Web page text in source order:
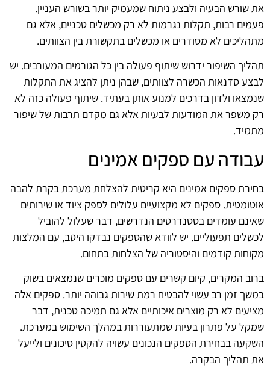
את שורש הבעיה ולבצע ניתוח שמעמיק יותר בשורש העניין.
פעמים רבות, תקלות נגרמות לא רק מכשלים טכניים, אלא גם
מתהליכים לא מסודרים או מכשלים בתקשורת בין הצוותים.
תהליך השיפור ידרוש שיתוף פעולה בין כל הגורמים המעורבים. יש
לבצע סדנאות הכשרה לצוותים, שבהן ניתן להציג את התקלות
שנמצאו ולדון בדרכים למנוע אותן בעתיד. שיתוף פעולה כזה לא
רק משפר את המודעות לבעיות אלא גם מקדם תרבות של שיפור
מתמיד.
עבודה עם ספקים אמינים
בחירת ספקים אמינים היא קריטית להצלחת מערכת בקרת להבה
אוטומטית. ספקים לא מקצועיים עלולים לספק ציוד או שירותים
שאינם עומדים בסטנדרטים הנדרשים, דבר שעלול להוביל
לכשלים תפעוליים. יש לוודא שהספקים נבדקו היטב, עם המלצות
מקוחות קודמים והיסטוריה של הצלחות בתחום.
ברוב המקרים, קיום קשרים עם ספקים מוכרים שנמצאים בשוק
במשך זמן רב עשוי להבטיח רמת שירות גבוהה יותר. ספקים אלה
מציעים לא רק מוצרים איכותיים אלא גם תמיכה טכנית, דבר
שמקל על פתרון בעיות שמתעוררות במהלך השימוש במערכת.
השקעה בבחירת הספקים הנכונים עשויה להקטין סיכונים ולייעל
את תהליך הבקרה.